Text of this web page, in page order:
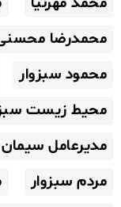
محمدرضا
محمود سبزوار
محیط زیست
مدیرعامل سیمان
مردم سبزوار